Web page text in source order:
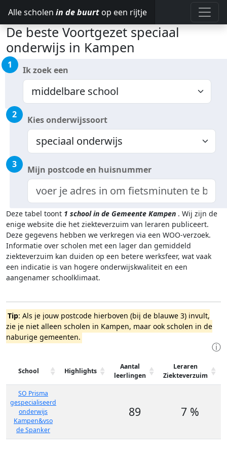
Alle scholen in de buurt op een rijtje
De beste Voortgezet speciaal
onderwijs in Kampen
1 Ik zoek een
2 Kies onderwijssoort
3 Mijn postcode en huisnummer
Deze tabel toont 1 school in de Gemeente Kampen . Wij zijn de
enige website die het ziekteverzuim van leraren publiceert.
Deze gegevens hebben we verkregen via een WOO-verzoek.
Informatie over scholen met een lager dan gemiddeld
ziekteverzuim kan duiden op een betere werksfeer, wat vaak
een indicatie is van hogere onderwijskwaliteit en een
aangenamer schoolklimaat.
Tip: Als je jouw postcode hierboven (bij de blauwe 3) invult,
zie je niet alleen scholen in Kampen, maar ook scholen in de
naburige gemeenten.
ⓘ
School Highlights
Aantal
leerlingen
Leraren
Ziekteverzuim
SO Prisma
gespecialiseerd
onderwijs
Kampen&vso
de Spanker
89 7 %